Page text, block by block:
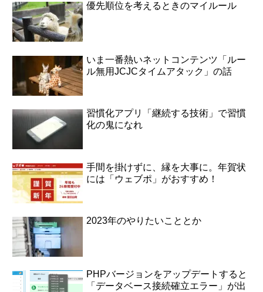
優先順位を考えるときのマイルール
いま一番熱いネットコンテンツ「ルー
ル無用JCJCタイムアタック」の話
習慣化アプリ「継続する技術」で習慣
化の鬼になれ
手間を掛けずに、縁を大事に。年賀状
には「ウェブポ」がおすすめ！
2023年のやりたいこととか
PHPバージョンをアップデートすると
「データベース接続確立エラー」が出